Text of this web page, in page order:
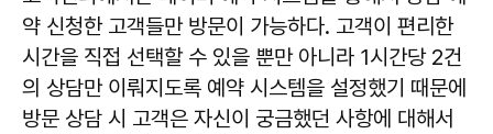
약 신청한 고객들만 방문이 가능하다. 고객이 편리한
시간을 직접 선택할 수 있을 뿐만 아니라 1시간당 2건
의 상담만 이뤄지도록 예약 시스템을 설정했기 때문에
방문 상담 시 고객은 자신이 궁금했던 사항에 대해서